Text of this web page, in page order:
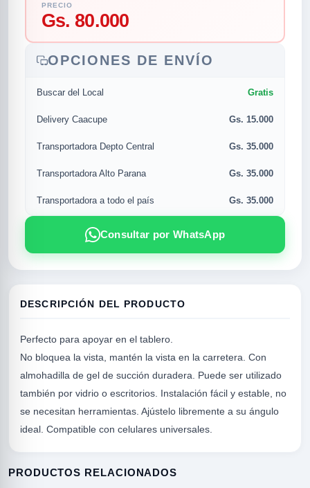
PRECIO
Gs. 80.000
OPCIONES DE ENVÍO
Buscar del Local Gratis
Delivery Caacupe Gs. 15.000
Transportadora Depto Central Gs. 35.000
Transportadora Alto Parana Gs. 35.000
Transportadora a todo el país Gs. 35.000
Consultar por WhatsApp
DESCRIPCIÓN DEL PRODUCTO
Perfecto para apoyar en el tablero.
No bloquea la vista, mantén la vista en la carretera. Con
almohadilla de gel de succión duradera. Puede ser utilizado
también por vidrio o escritorios. Instalación fácil y estable, no
se necesitan herramientas. Ajústelo libremente a su ángulo
ideal. Compatible con celulares universales.
PRODUCTOS RELACIONADOS